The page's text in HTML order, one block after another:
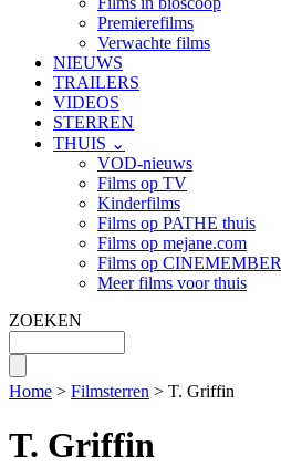
Premierefilms
Verwachte films
NIEUWS
TRAILERS
VIDEOS
STERREN
THUIS ⌄
VOD-nieuws
Films op TV
Kinderfilms
Films op PATHE thuis
Films op mejane.com
Films op CINEMEMBER
Meer films voor thuis
ZOEKEN
Home > Filmsterren > T. Griffin
T. Griffin